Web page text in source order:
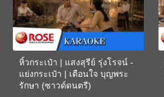
หิ้วกระเป๋า | แสงสุรีย์ รุ่งโรจน์ -
แย่งกระเป๋า | เตือนใจ บุญพระ
รักษา (ซาวด์ดนตรี)